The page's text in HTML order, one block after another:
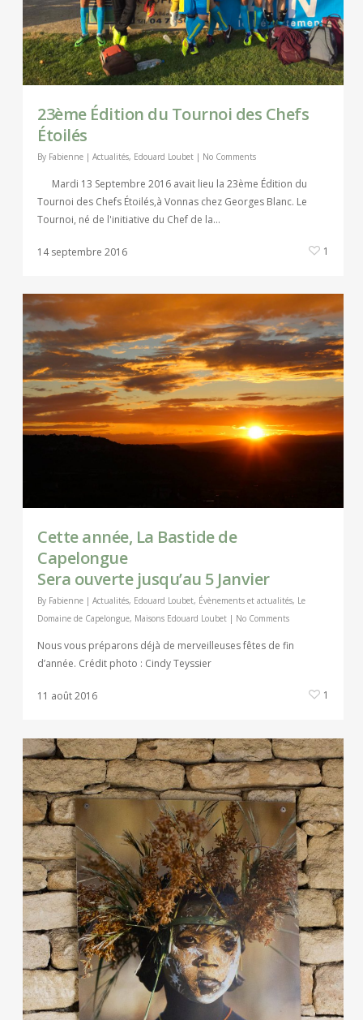
23ème Édition du Tournoi des Chefs
Étoilés
By Fabienne | Actualités, Edouard Loubet | No Comments
Mardi 13 Septembre 2016 avait lieu la 23ème Édition du
Tournoi des Chefs Étoilés,à Vonnas chez Georges Blanc. Le
Tournoi, né de l'initiative du Chef de la...
14 septembre 2016 1
Cette année, La Bastide de
Capelongue
Sera ouverte jusqu’au 5 Janvier
By Fabienne | Actualités, Edouard Loubet, Évènements et actualités, Le
Domaine de Capelongue, Maisons Edouard Loubet | No Comments
Nous vous préparons déjà de merveilleuses fêtes de fin
d’année. Crédit photo : Cindy Teyssier
11 août 2016 1